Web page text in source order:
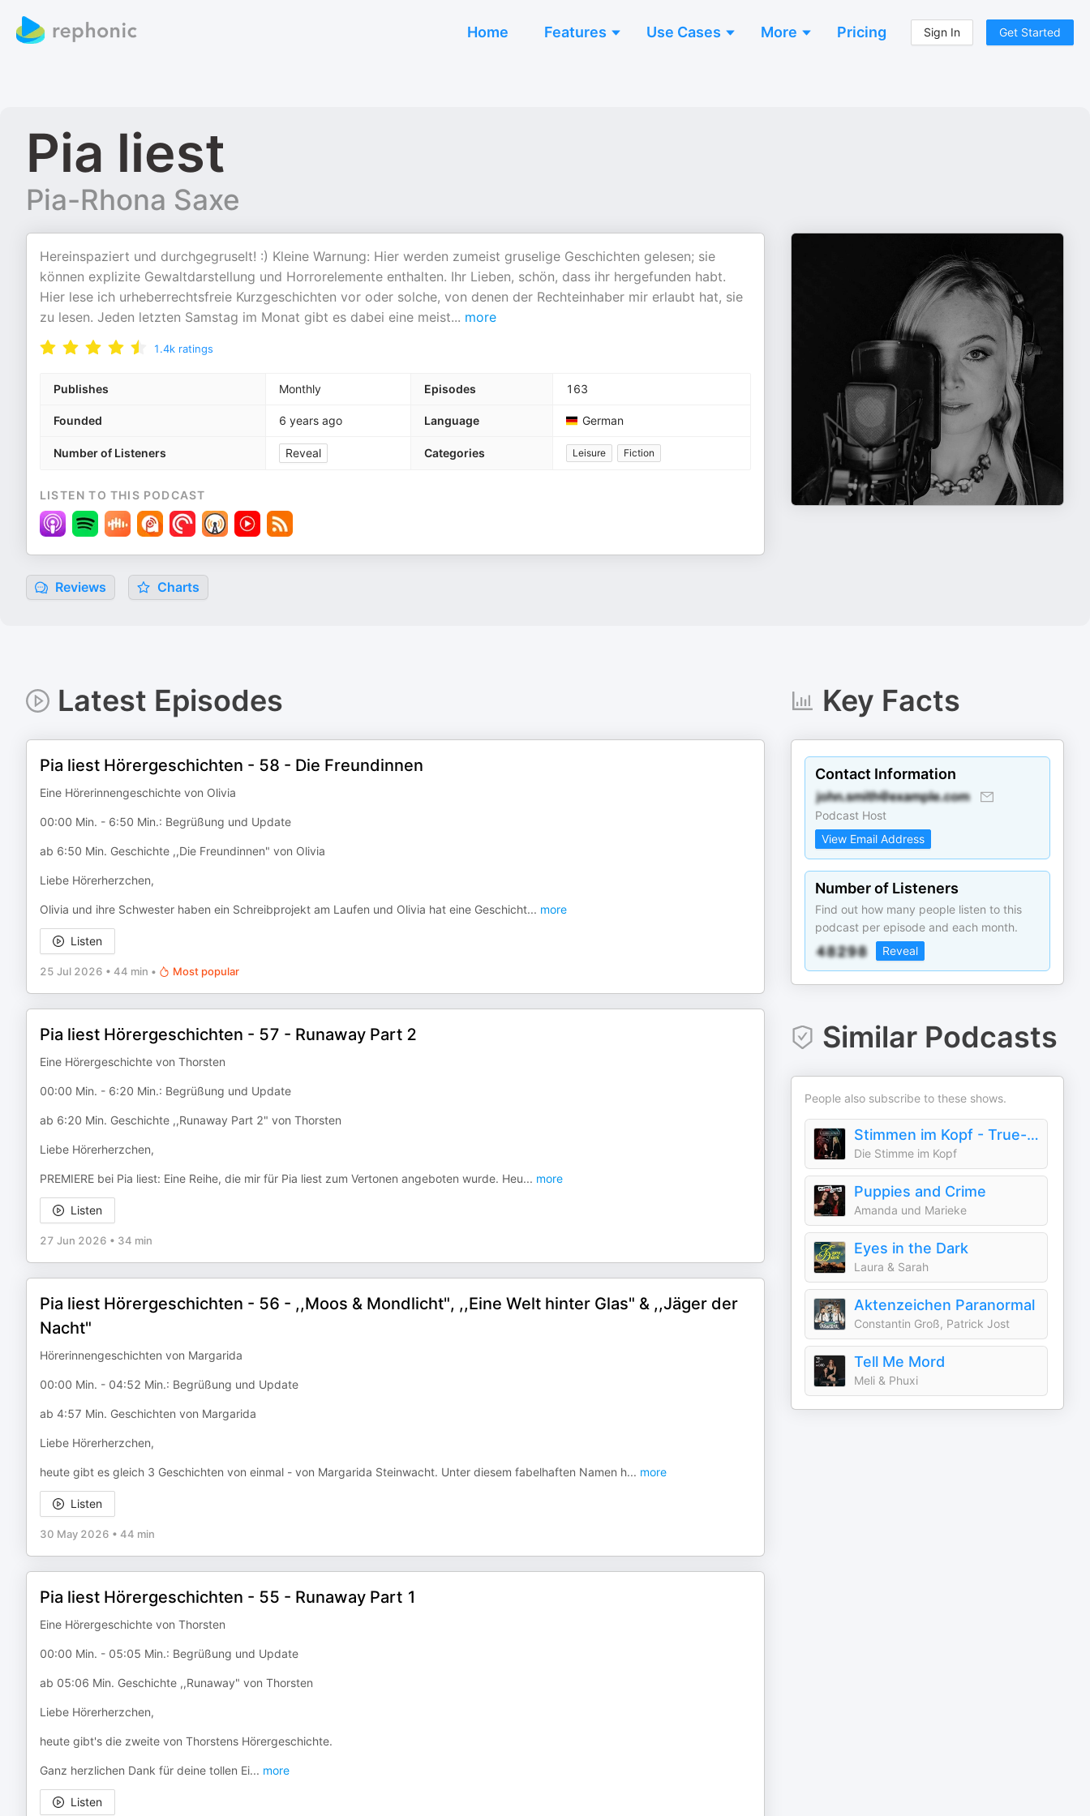
Home Features Use Cases More Pricing Sign In Get Started
Pia liest
Pia-Rhona Saxe
Hereinspaziert und durchgegruselt! :) Kleine Warnung: Hier werden zumeist gruselige Geschichten gelesen; sie
können explizite Gewaltdarstellung und Horrorelemente enthalten. Ihr Lieben, schön, dass ihr hergefunden habt.
Hier lese ich urheberrechtsfreie Kurzgeschichten vor oder solche, von denen der Rechteinhaber mir erlaubt hat, sie
zu lesen. Jeden letzten Samstag im Monat gibt es dabei eine meist... more
1.4k ratings
Publishes Monthly Episodes 163
Founded 6 years ago Language German
Number of Listeners Reveal Categories Leisure Fiction
LISTEN TO THIS PODCAST
Reviews Charts
Latest Episodes
Pia liest Hörergeschichten - 58 - Die Freundinnen
Eine Hörerinnengeschichte von Olivia
00:00 Min. - 6:50 Min.: Begrüßung und Update
ab 6:50 Min. Geschichte ,,Die Freundinnen" von Olivia
Liebe Hörerherzchen,
Olivia und ihre Schwester haben ein Schreibprojekt am Laufen und Olivia hat eine Geschicht... more
Listen
25 Jul 2026 • 44 min • Most popular
Pia liest Hörergeschichten - 57 - Runaway Part 2
Eine Hörergeschichte von Thorsten
00:00 Min. - 6:20 Min.: Begrüßung und Update
ab 6:20 Min. Geschichte ,,Runaway Part 2" von Thorsten
Liebe Hörerherzchen,
PREMIERE bei Pia liest: Eine Reihe, die mir für Pia liest zum Vertonen angeboten wurde. Heu... more
Listen
27 Jun 2026 • 34 min
Pia liest Hörergeschichten - 56 - ,,Moos & Mondlicht", ,,Eine Welt hinter Glas" & ,,Jäger der
Nacht"
Hörerinnengeschichten von Margarida
00:00 Min. - 04:52 Min.: Begrüßung und Update
ab 4:57 Min. Geschichten von Margarida
Liebe Hörerherzchen,
heute gibt es gleich 3 Geschichten von einmal - von Margarida Steinwacht. Unter diesem fabelhaften Namen h... more
Listen
30 May 2026 • 44 min
Pia liest Hörergeschichten - 55 - Runaway Part 1
Eine Hörergeschichte von Thorsten
00:00 Min. - 05:05 Min.: Begrüßung und Update
ab 05:06 Min. Geschichte ,,Runaway" von Thorsten
Liebe Hörerherzchen,
heute gibt's die zweite von Thorstens Hörergeschichte.
Ganz herzlichen Dank für deine tollen Ei... more
Listen
Key Facts
Contact Information
Podcast Host
View Email Address
Number of Listeners
Find out how many people listen to this
podcast per episode and each month.
Reveal
Similar Podcasts
People also subscribe to these shows.
Stimmen im Kopf - True-Crime / Mystery Podcast
Die Stimme im Kopf
Puppies and Crime
Amanda und Marieke
Eyes in the Dark
Laura & Sarah
Aktenzeichen Paranormal
Constantin Groß, Patrick Jost
Tell Me Mord
Meli & Phuxi